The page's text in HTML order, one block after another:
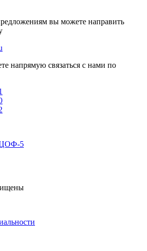
вы можете направить
напрямую связаться с нами по
ЦОФ-5